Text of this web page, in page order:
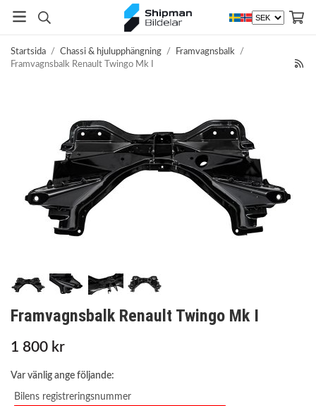
Startsida / Chassi & hjulupphängning / Framvagnsbalk /
Framvagnsbalk Renault Twingo Mk I
Framvagnsbalk Renault Twingo Mk I
1 800 kr
Var vänlig ange följande:
Bilens registreringsnummer